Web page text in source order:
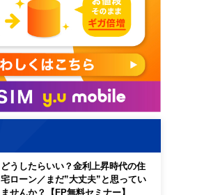
どうしたらいい？金利上昇時代の住
宅ローン／まだ”大丈夫”と思ってい
ませんか？【FP無料セミナー】